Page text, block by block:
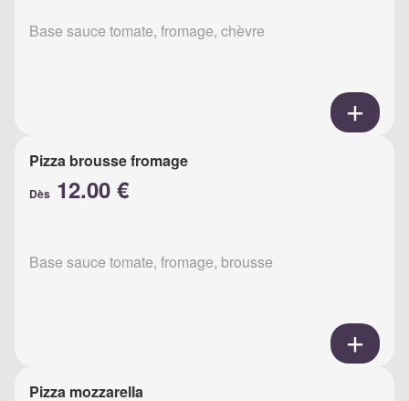
Base sauce tomate, fromage, chèvre
Pizza brousse fromage
Dès 12.00 €
Base sauce tomate, fromage, brousse
Pizza mozzarella